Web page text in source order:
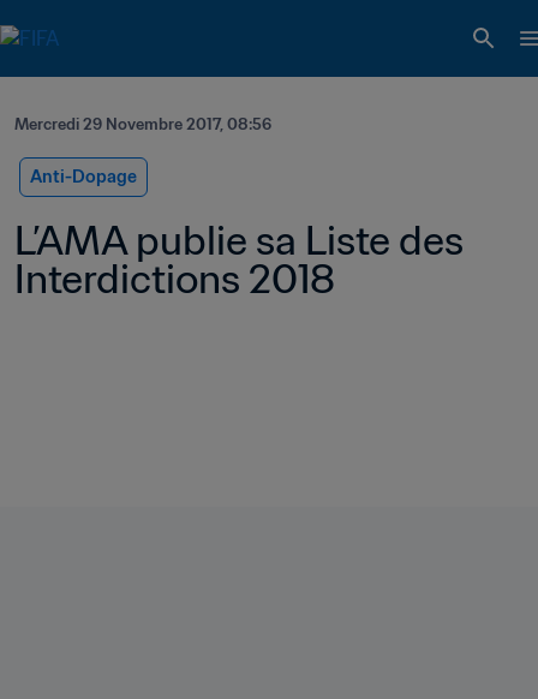
Mercredi 29 Novembre 2017, 08:56
Anti-Dopage
L’AMA publie sa Liste des
Interdictions 2018